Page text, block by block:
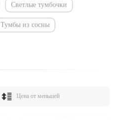
Светлые тумбочки
Тумбы из сосны